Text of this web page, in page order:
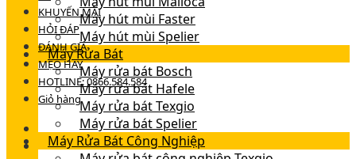
KHUYẾN MÃI
HỎI ĐÁP
ĐÁNH GIÁ
MẸO HAY
HOTLINE: 0866.584.584
Giỏ hàng
Máy hút mùi Faster
Máy hút mùi Spelier
Máy Rửa Bát
Máy rửa bát Bosch
Máy rửa bát Hafele
Máy rửa bát Texgio
Máy rửa bát Spelier
Máy Rửa Bát Công Nghiệp